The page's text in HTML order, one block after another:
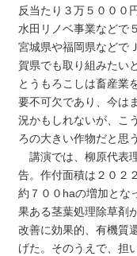
反当たり３万５０００
水田リノベ事業などで
宮城県や福岡県などで
賀県でも取り組みたい
とうもろこしは畜産業
要不可欠であり、今は
況かもしれないが、こ
ろの大きい作物だと思
講演では、柳原代表
告。作付面積は２０２
約７００haの増加とな
果ある茎葉処理除草剤
改善に効果的、有機質
げた。そのうえで、担